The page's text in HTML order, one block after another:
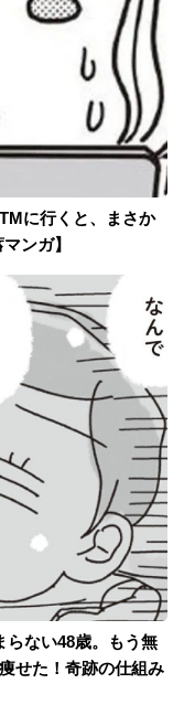
に行くと、まさか
ンガ】
らない48歳。もう無
せた！奇跡の仕組み